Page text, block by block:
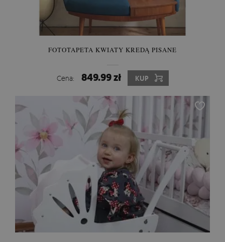
FOTOTAPETA KWIATY KREDĄ PISANE
Cena: 849.99 zł KUP